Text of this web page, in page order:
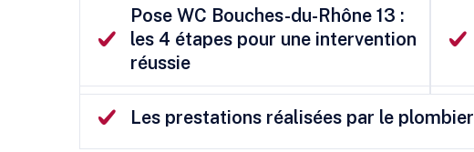
Pose WC Bouches-du-Rhône 13 :
les 4 étapes pour une intervention
réussie
Les prestations réalisées par le plombier